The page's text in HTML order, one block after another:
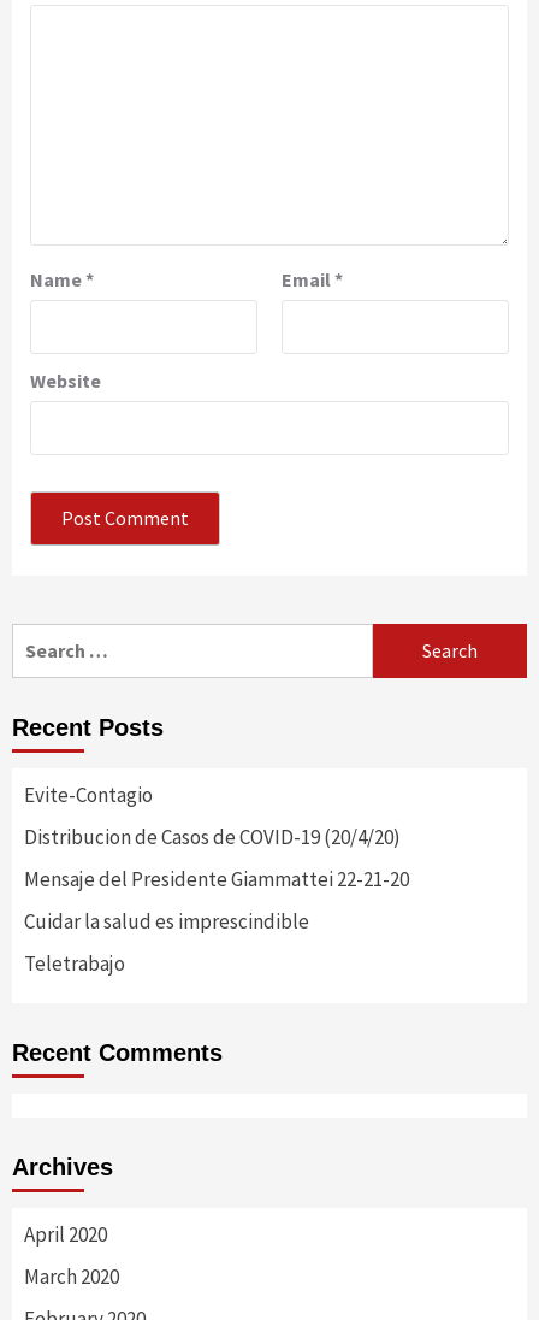
Name* Email *
Website
for:
Recent Posts
Evite-Contagio
Distribucion de Casos de COVID-19 (20/4/20)
Mensaje del Presidente Giammattei 22-21-20
Cuidar la salud es imprescindible
Teletrabajo
Recent Comments
Archives
April 2020
March 2020